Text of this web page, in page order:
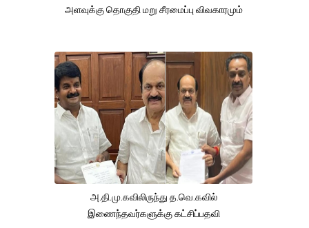
அளவுக்கு தொகுதி மறு சீரமைப்பு விவகாரமும்
அ.தி.மு.கவிலிருந்து த.வெ.கவில்
இணைந்தவர்களுக்கு கட்சிப்பதவி